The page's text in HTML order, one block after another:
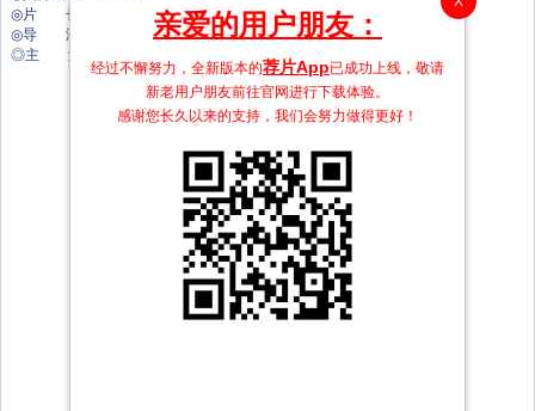
◎片 长 120 Mins
◎导 演 让-斯蒂芬·萨瓦尔
◎主 演 西恩·潘
泰伊·谢里丹
格本加·阿金纳格贝
迈克尔·皮特
Ramon Aleman
Jagan Badvel
George W. Contreras
Jamie Cooper
Jagruti Deshmukh
亲爱的用户朋友：
经过不懈努力，全新版本的荐片App已成功上线，敬请
新老用户朋友前往官网进行下载体验。
感谢您长久以来的支持，我们会努力做得更好！